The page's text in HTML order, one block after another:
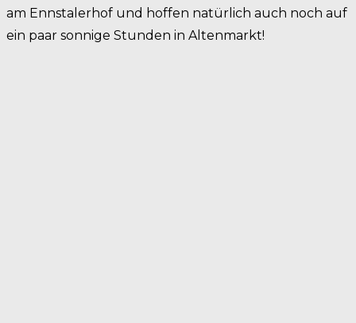
am Ennstalerhof und hoffen natürlich auch noch auf
ein paar sonnige Stunden in Altenmarkt!